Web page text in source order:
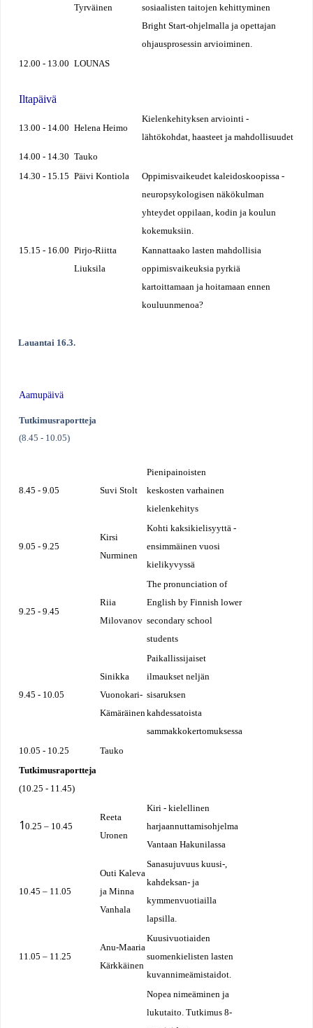
Tyrväinen
sosiaalisten taitojen kehittyminen
Bright Start-ohjelmalla ja opettajan
ohjausprosessin arvioiminen.
12.00 - 13.00 LOUNAS
Iltapäivä
13.00 - 14.00 Helena Heimo
Kielenkehityksen arviointi -
lähtökohdat, haasteet ja mahdollisuudet
14.00 - 14.30 Tauko
14.30 - 15.15 Päivi Kontiola
Oppimisvaikeudet kaleidoskoopissa -
neuropsykologisen näkökulman
yhteydet oppilaan, kodin ja koulun
kokemuksiin.
15.15 - 16.00 Pirjo-Riitta
Liuksila
Kannattaako lasten mahdollisia
oppimisvaikeuksia pyrkiä
kartoittamaan ja hoitamaan ennen
kouluunmenoa?
Lauantai 16.3.
Aamupäivä
Tutkimusraportteja
(8.45 - 10.05)
8.45 - 9.05 Suvi Stolt
Pienipainoisten
keskosten varhainen
kielenkehitys
9.05 - 9.25
Kirsi
Nurminen
Kohti kaksikielisyyttä -
ensimmäinen vuosi
kielikyvyssä
9.25 - 9.45
Riia
Milovanov
The pronunciation of
English by Finnish lower
secondary school
students
9.45 - 10.05
Sinikka
Vuonokari-
Kämäräinen
Paikallissijaiset
ilmaukset neljän
sisaruksen
kahdessatoista
sammakkokertomuksessa
10.05 - 10.25
Tauko
Tutkimusraportteja
(10.25 - 11.45)
1 0.25 – 10.45
Reeta
Uronen
Kiri - kielellinen
harjaannuttamisohjelma
Vantaan Hakunilassa
10.45 – 11.05
Outi Kaleva
ja Minna
Vanhala
Sanasujuvuus kuusi-,
kahdeksan- ja
kymmenvuotiailla
lapsilla.
11.05 – 11.25
Anu-Maaria
Kärkkäinen
Kuusivuotiaiden
suomenkielisten lasten
kuvannimeämistaidot.
Nopea nimeäminen ja
lukutaito. Tutkimus 8-